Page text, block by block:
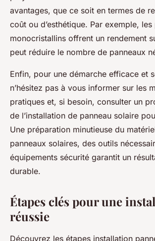
avantages, que ce soit en termes de
coût ou d’esthétique. Par exemple, les
monocristallins offrent un rendement
peut réduire le nombre de panneaux
Enfin, pour une démarche efficace et
n’hésitez pas à vous informer sur les
pratiques et, si besoin, consulter un
de l’installation de panneau solaire
Une préparation minutieuse du
panneaux solaires, des outils
équipements sécurité garantit un
durable.
Étapes clés pour une
réussie
Découvrez les étapes installation